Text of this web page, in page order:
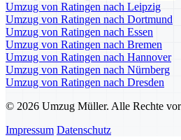
Umzug von Ratingen nach Leipzig
Umzug von Ratingen nach Dortmund
Umzug von Ratingen nach Essen
Umzug von Ratingen nach Bremen
Umzug von Ratingen nach Hannover
Umzug von Ratingen nach Nürnberg
Umzug von Ratingen nach Dresden
© 2026 Umzug Müller. Alle Rechte
Impressum Datenschutz